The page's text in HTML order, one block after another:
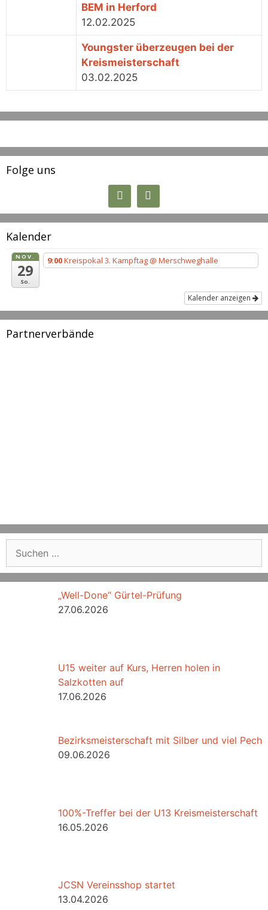
BEM in Herford
12.02.2025
Youngster überzeugen bei der
Kreismeisterschaft
03.02.2025
Folge uns
Kalender
NOV.
29
So.
9:00Kreispokal 3. Kampftag@ Merschweghalle
Kalender anzeigen
Partnerverbände
nach:
„Well-Done“ Gürtel-Prüfung
27.06.2026
U15 weiter auf Kurs, Herren holen in
Salzkotten auf
17.06.2026
Bezirksmeisterschaft mit Silber und viel Pech
09.06.2026
100%-Treffer bei der U13 Kreismeisterschaft
16.05.2026
JCSN Vereinsshop startet
13.04.2026